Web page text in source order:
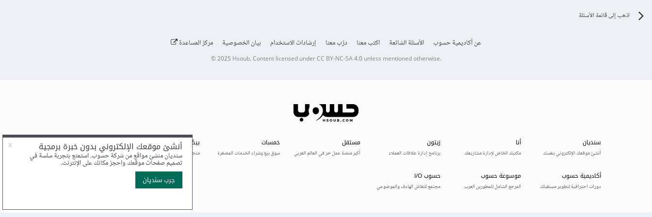
اذهب إلى قائمة الأسئلة
عن أكاديمية حسوب الأسئلة الشائعة اكتب معنا درّب معنا إرشادات الاستخدام بيان الخصوصية مركز المساعدة
© 2025 Hsoub.Content licensed underCC BY-NC-SA 4.0unless mentioned otherwise.